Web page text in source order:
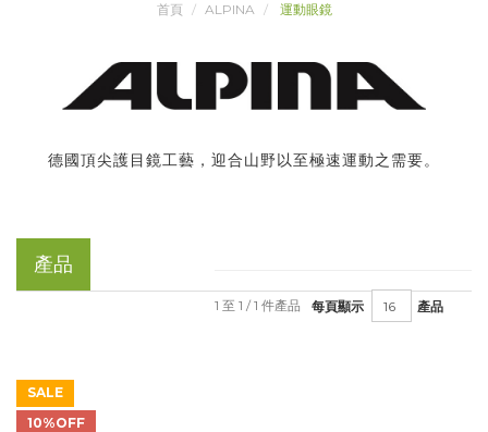
首頁 ALPINA 運動眼鏡
德國頂尖護目鏡工藝，迎合山野以至極速運動之需要。
產品
每頁顯示 產品
1 至 1 / 1 件產品
SALE
10%OFF